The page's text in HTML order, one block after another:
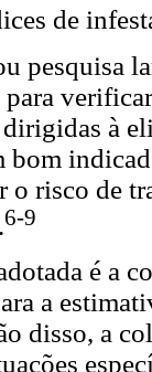
de
pesquisa
à
bom
o risco de
6-9
é a
a
disso, a